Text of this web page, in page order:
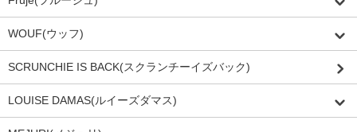
WOUF(ウッフ)
SCRUNCHIE IS BACK(スクランチーイズバック)
LOUISE DAMAS(ルイーズダマス)